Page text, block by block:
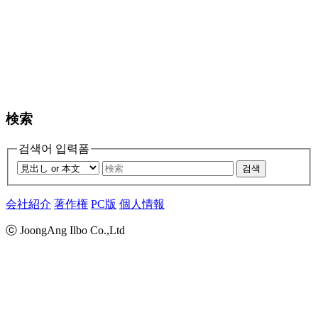
検索
검색어 입력폼
검색
会社紹介 著作権 PC版 個人情報
ⓒ JoongAng Ilbo Co.,Ltd